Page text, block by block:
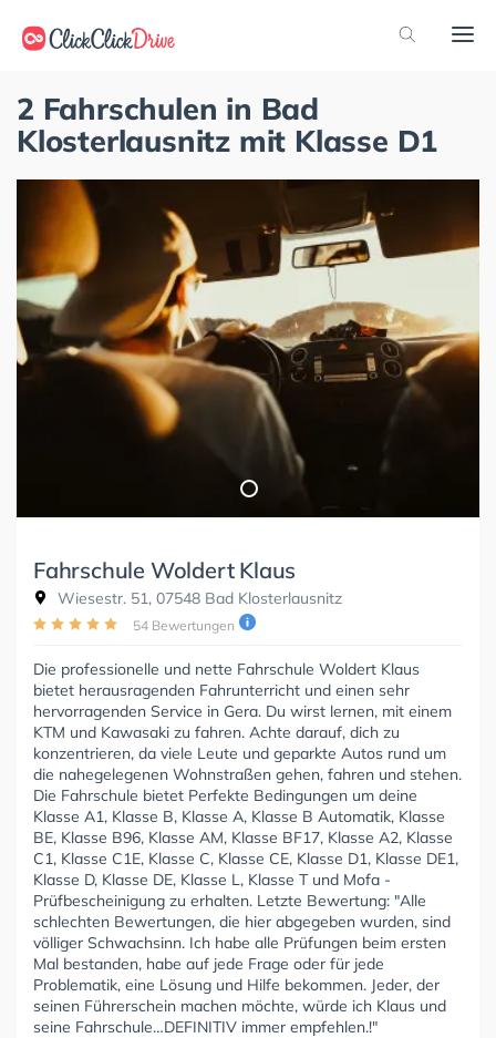
2 Fahrschulen in Bad
Klosterlausnitz mit Klasse D1
Fahrschule Woldert Klaus
Wiesestr. 51, 07548 Bad Klosterlausnitz
54 Bewertungen
Die professionelle und nette Fahrschule Woldert Klaus
bietet herausragenden Fahrunterricht und einen sehr
hervorragenden Service in Gera. Du wirst lernen, mit einem
KTM und Kawasaki zu fahren. Achte darauf, dich zu
konzentrieren, da viele Leute und geparkte Autos rund um
die nahegelegenen Wohnstraßen gehen, fahren und stehen.
Die Fahrschule bietet Perfekte Bedingungen um deine
Klasse A1, Klasse B, Klasse A, Klasse B Automatik, Klasse
BE, Klasse B96, Klasse AM, Klasse BF17, Klasse A2, Klasse
C1, Klasse C1E, Klasse C, Klasse CE, Klasse D1, Klasse DE1,
Klasse D, Klasse DE, Klasse L, Klasse T und Mofa -
Prüfbescheinigung zu erhalten. Letzte Bewertung: "Alle
schlechten Bewertungen, die hier abgegeben wurden, sind
völliger Schwachsinn. Ich habe alle Prüfungen beim ersten
Mal bestanden, habe auf jede Frage oder für jede
Problematik, eine Lösung und Hilfe bekommen. Jeder, der
seinen Führerschein machen möchte, würde ich Klaus und
seine Fahrschule…DEFINITIV immer empfehlen.!"